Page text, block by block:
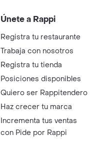
Únete a Rappi
Registra tu restaurante
Trabaja con nosotros
Registra tu tienda
Posiciones disponibles
Quiero ser Rappitendero
Haz crecer tu marca
Incrementa tus ventas
con Pide por Rappi